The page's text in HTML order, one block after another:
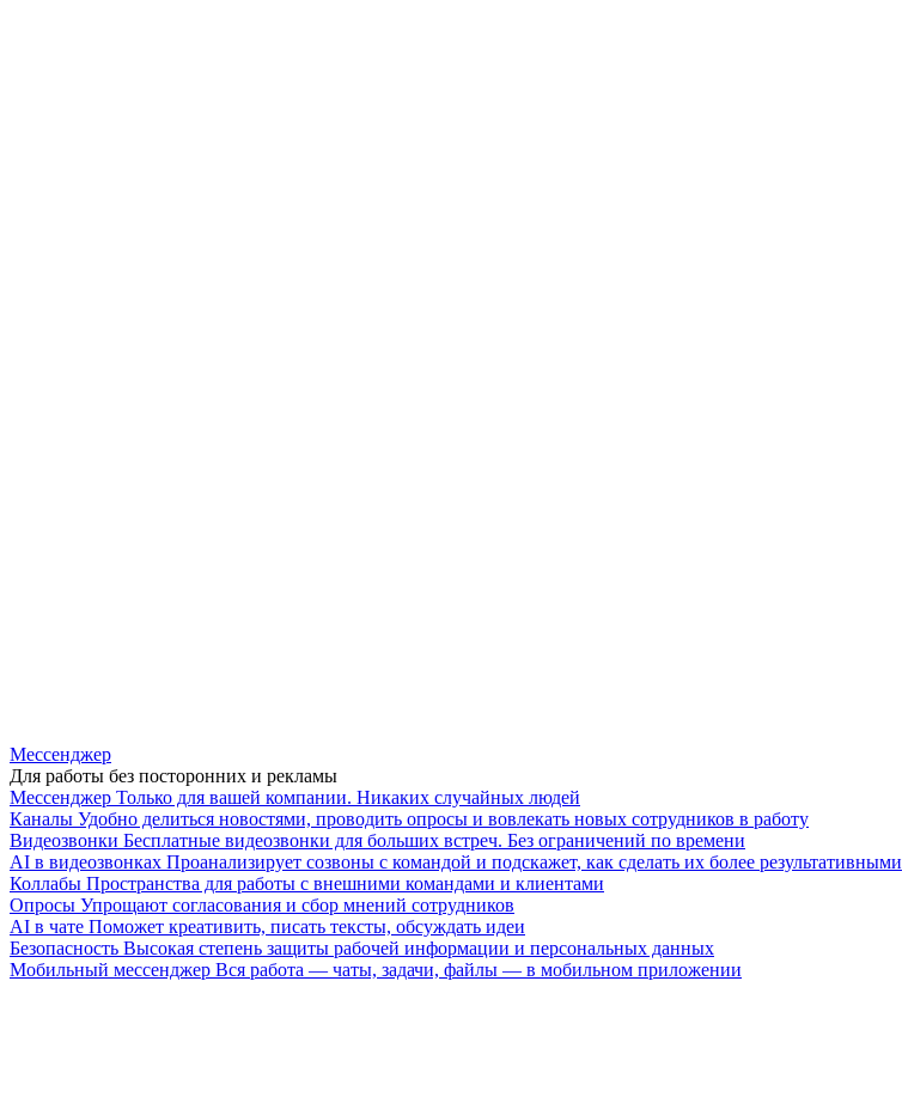
Мессенджер
Для работы без посторонних и рекламы
Мессенджер Только для вашей компании. Никаких случайных людей
Каналы Удобно делиться новостями, проводить опросы и вовлекать новых сотрудников в работу
Видеозвонки Бесплатные видеозвонки для больших встреч. Без ограничений по времени
AI в видеозвонках Проанализирует созвоны с командой и подскажет, как сделать их более результативными
Коллабы Пространства для работы с внешними командами и клиентами
Опросы Упрощают согласования и сбор мнений сотрудников
AI в чате Поможет креативить, писать тексты, обсуждать идеи
Безопасность Высокая степень защиты рабочей информации и персональных данных
Мобильный мессенджер Вся работа — чаты, задачи, файлы — в мобильном приложении